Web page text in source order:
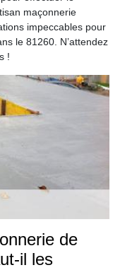
maçonnerie
impeccables pour
le 81260. N’attendez
!
de
il les